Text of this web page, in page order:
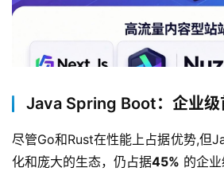
Java Spring Boot：企业级
尽管Go和Rust在性能上占据优势,但
化和庞大的生态，仍占据45% 的企业